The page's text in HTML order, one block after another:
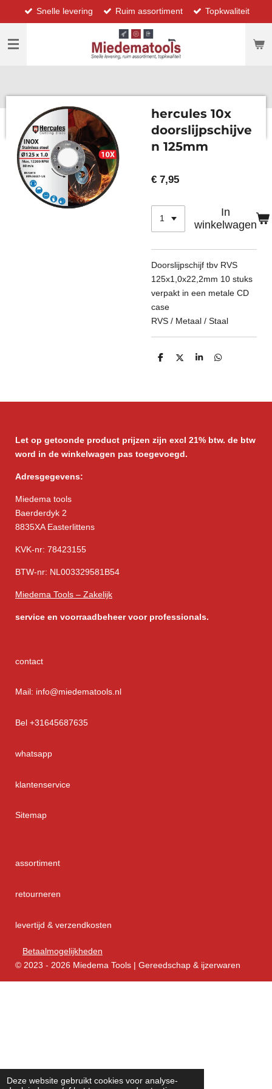
Deze website gebruikt cookies voor analyse-
direct
naar
hoofdinhoud
Snelle levering Ruim assortiment Topkwaliteit
hercules 10x
doorslijpschijve
n 125mm
€ 7,95
In
winkelwagen
Doorslijpschijf tbv RVS
125x1,0x22,2mm 10 stuks
verpakt in een metale CD
case
RVS / Metaal / Staal
D
D
S
D
Let op getoonde product prijzen zijn excl 21% btw. de btw
word in de winkelwagen pas toegevoegd.
Adresgegevens:
Miedema tools
Baerderdyk 2
8835XA Easterlittens
KVK-nr: 78423155
BTW-nr: NL003329581B54
Miedema Tools – Zakelijk
service en voorraadbeheer voor professionals.
contact
Mail: info@miedematools.nl
Bel +31645687635
whatsapp
klantenservice
Sitemap
assortiment
retourneren
levertijd & verzendkosten
Betaalmogelijkheden
© 2023 - 2026 Miedema Tools | Gereedschap & ijzerwaren